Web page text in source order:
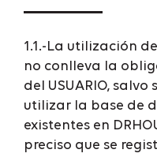
1.1.-La utilización
no conlleva la
del USUARIO, salvo
utilizar la base de
existentes en
preciso que se